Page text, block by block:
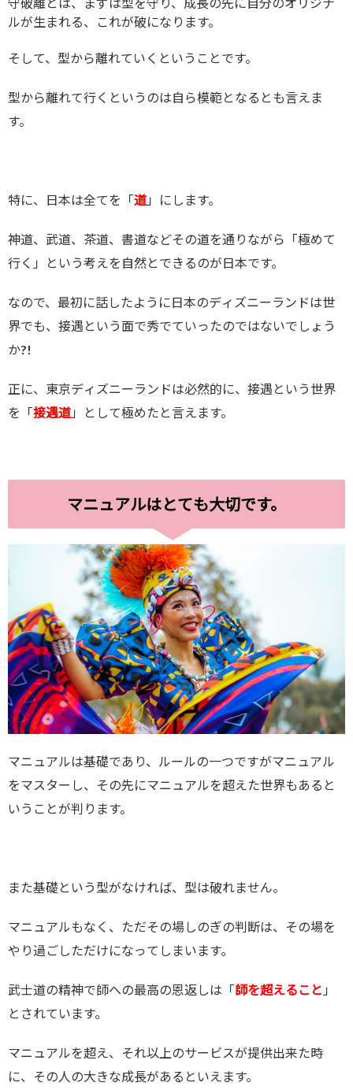
守破離 とは、まずは型を守り、成長の先に自分のオリジナ
ルが生まれる、これが破になります。
そして、型から離れていくということです。
型から離れて行くというのは自ら模範となるとも言えま
す。
特に、日本は全てを「道 」にします。
神道、武道、茶道、書道などその道を通りながら「極めて
行く」という考えを自然とできるのが日本です。
なので、最初に話したように日本のディズニーランドは世
界でも、接遇という面で秀でていったのではないでしょう
か?!
正に、東京ディズニーランドは必然的に、接遇という世界
を「接遇道 」として極めたと言えます。
マニュアルはとても大切です。
マニュアルは基礎であり、ルールの一つですがマニュアル
をマスターし、その先にマニュアルを超えた世界もあると
いうことが判ります。
また基礎という型がなければ、型は破れません。
マニュアルもなく、ただその場しのぎの判断は、その場を
やり過ごしただけになってしまいます。
武士道の精神で師への最高の恩返しは「師を超えること 」
とされています。
マニュアルを超え、それ以上のサービスが提供出来た時
に、その人の大きな成長があるといえます。